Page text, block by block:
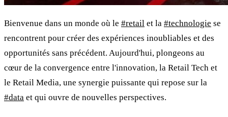
Bienvenue dans un monde où le #retail et la #technologie se
rencontrent pour créer des expériences inoubliables et des
opportunités sans précédent. Aujourd'hui, plongeons au
cœur de la convergence entre l'innovation, la Retail Tech et
le Retail Media, une synergie puissante qui repose sur la
#data et qui ouvre de nouvelles perspectives.